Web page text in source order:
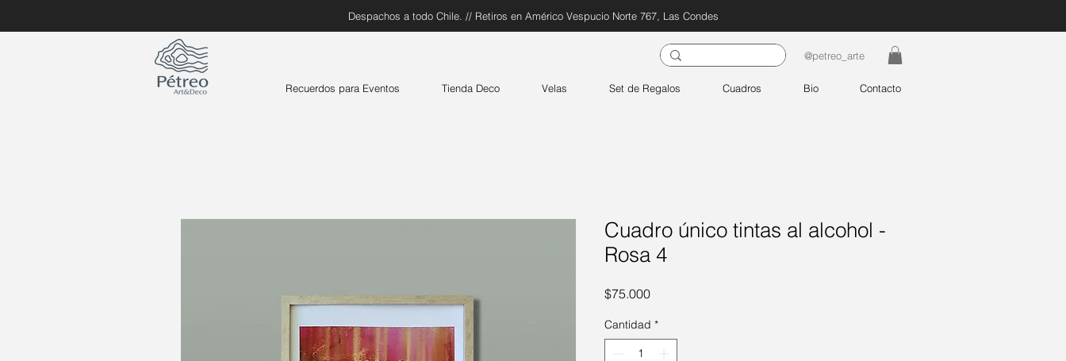
Despachos a todo Chile. // Retiros en Américo Vespucio Norte 767, Las Condes
@petreo_arte
Recuerdos para Eventos Tienda Deco Velas Set de Regalos Cuadros Bio Contacto
Cuadro único tintas al alcohol -
Rosa 4
$75.000Precio
Cantidad *